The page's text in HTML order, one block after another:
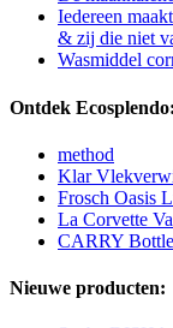
Iedereen
& zij die niet
Wasmiddel
Ontdek Ecosplendo:
method
Klar
Frosch Oasis
La Corvette
CARRY
Nieuwe producten: